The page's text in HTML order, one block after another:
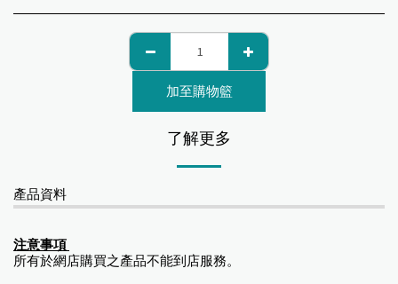
加至購物籃
了解更多
產品資料
注意事項
所有於網店購買之產品不能到店服務。